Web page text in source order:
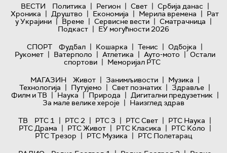
ВЕСТИ Политика | Регион | Свет | Србија данас |
Хроника | Друштво | Економија | Мерила времена | Рат
у Украјини | Време | Сервисне вести | Сматрачница |
Подкаст | ЕУ могућности 2026
СПОРТ
Фудбал | Кошарка | Тенис | Одбојка |
Рукомет | Ватерполо | Атлетика | Ауто-мото | Остали
спортови | Меморијал РТС
МАГАЗИН
Живот | Занимљивости | Музика |
Технологијa | Путујемо | Свет познатих | Здравље |
Филм и ТВ | Наука | Природа | Дигитални предузетник |
За мале велике хероје | Наизглед здрав
ТВ
РТС 1 | РТС 2 | РТС 3 | РТС Свет | РТС Наука |
РТС Драма | РТС Живот | РТС Класика | РТС Коло |
РТС Трезор | РТС Музика | РТС Полетарац